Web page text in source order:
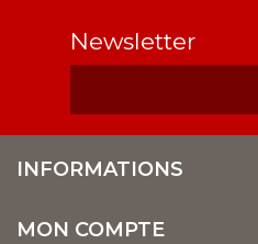
Newsletter
INFORMATIONS
MON COMPTE